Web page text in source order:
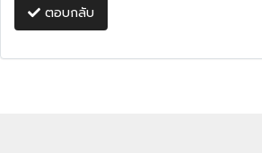
ตอบกลับ